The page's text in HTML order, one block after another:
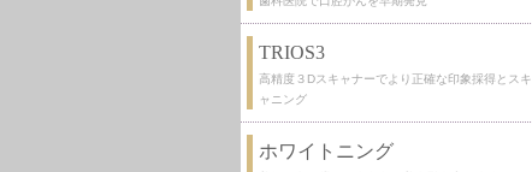
TRIOS3
高精度３Dスキャナーでより正確な印象採得とスキ
ャニング
ホワイトニング